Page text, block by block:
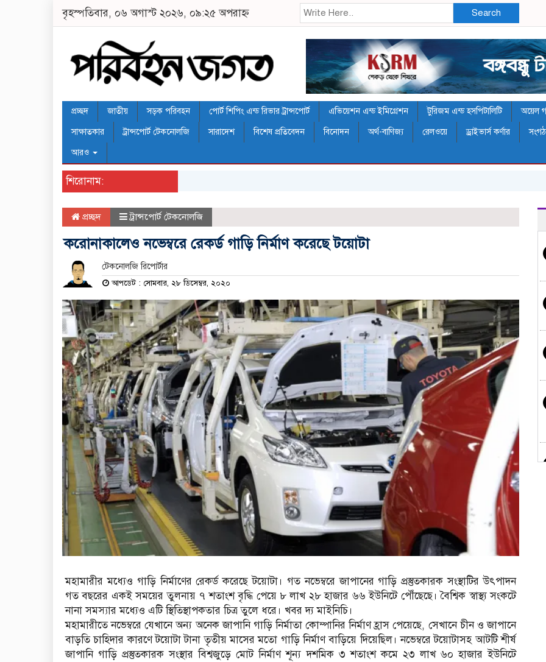
বৃহস্পতিবার, ০৬ অগাস্ট ২০২৬, ০৯:২৫ অপরাহ্ন Search
প্রচ্ছদ জাতীয় সড়ক পরিবহন পোর্ট শিপিং এন্ড রিভার ট্রান্সপোর্ট এভিয়েশন এন্ড ইমিগ্রেশন টুরিজম এন্ড হসপিটালিটি অয়েল
সাক্ষাতকার
ট্রান্সপোর্ট টেকনোলজি সারাদেশ বিশেষ প্রতিবেদন বিনোদন অর্থ-বাণিজ্য রেলওয়ে ড্রাইভার্স কর্ণার
আরও
শিরোনাম:
প্রচ্ছদ ট্রান্সপোর্ট টেকনোলজি
করোনাকালেও নভেম্বরে রেকর্ড গাড়ি নির্মাণ করেছে টয়োটা
টেকনোলজি রিপোর্টার
আপডেট : সোমবার, ২৮ ডিসেম্বর, ২০২০
মহামারীর মধ্যেও গাড়ি নির্মাণের রেকর্ড করেছে টয়োটা। গত নভেম্বরে জাপানের গাড়ি প্রস্তুতকারক সংস্থাটির উৎপাদন
গত বছরের একই সময়ের তুলনায় ৭ শতাংশ বৃদ্ধি পেয়ে ৮ লাখ ২৮ হাজার ৬৬ ইউনিটে পৌঁছেছে। বৈশ্বিক স্বাস্থ্য সংকটে
নানা সমস্যার মধ্যেও এটি স্থিতিস্থাপকতার চিত্র তুলে ধরে। খবর দ্য মাইনিচি।
মহামারীতে নভেম্বরে যেখানে অন্য অনেক জাপানি গাড়ি নির্মাতা কোম্পানির নির্মাণ হ্রাস পেয়েছে, সেখানে চীন ও জাপানে
বাড়তি চাহিদার কারণে টয়োটা টানা তৃতীয় মাসের মতো গাড়ি নির্মাণ বাড়িয়ে দিয়েছিল। নভেম্বরে টয়োটাসহ আটটি শীর্ষ
জাপানি গাড়ি প্রস্তুতকারক সংস্থার বিশ্বজুড়ে মোট নির্মাণ শূন্য দশমিক ৩ শতাংশ কমে ২৩ লাখ ৬০ হাজার ইউনিটে